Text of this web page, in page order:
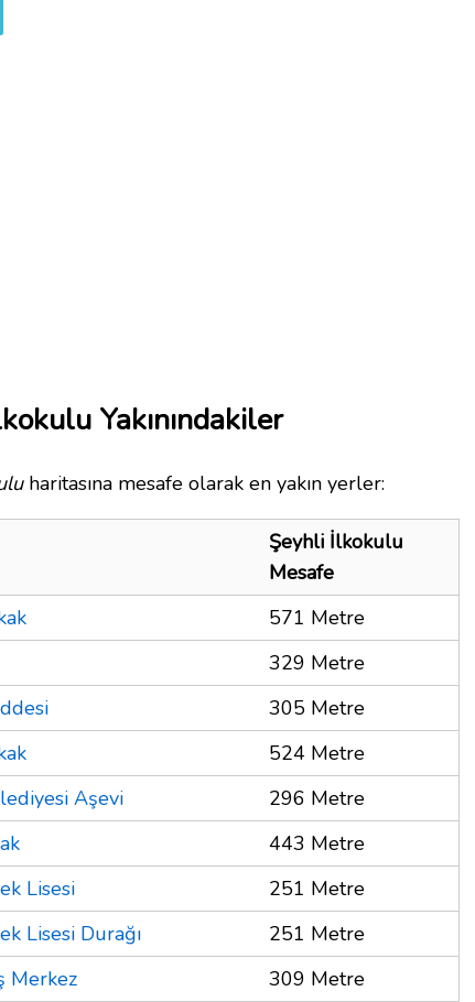
Yakınındakiler
haritasına mesafe olarak en yakın yerler:
Şeyhli İlkokulu
Mesafe
571 Metre
329 Metre
305 Metre
524 Metre
Aşevi
296 Metre
443 Metre
Lisesi
251 Metre
Lisesi Durağı
251 Metre
Merkez
309 Metre